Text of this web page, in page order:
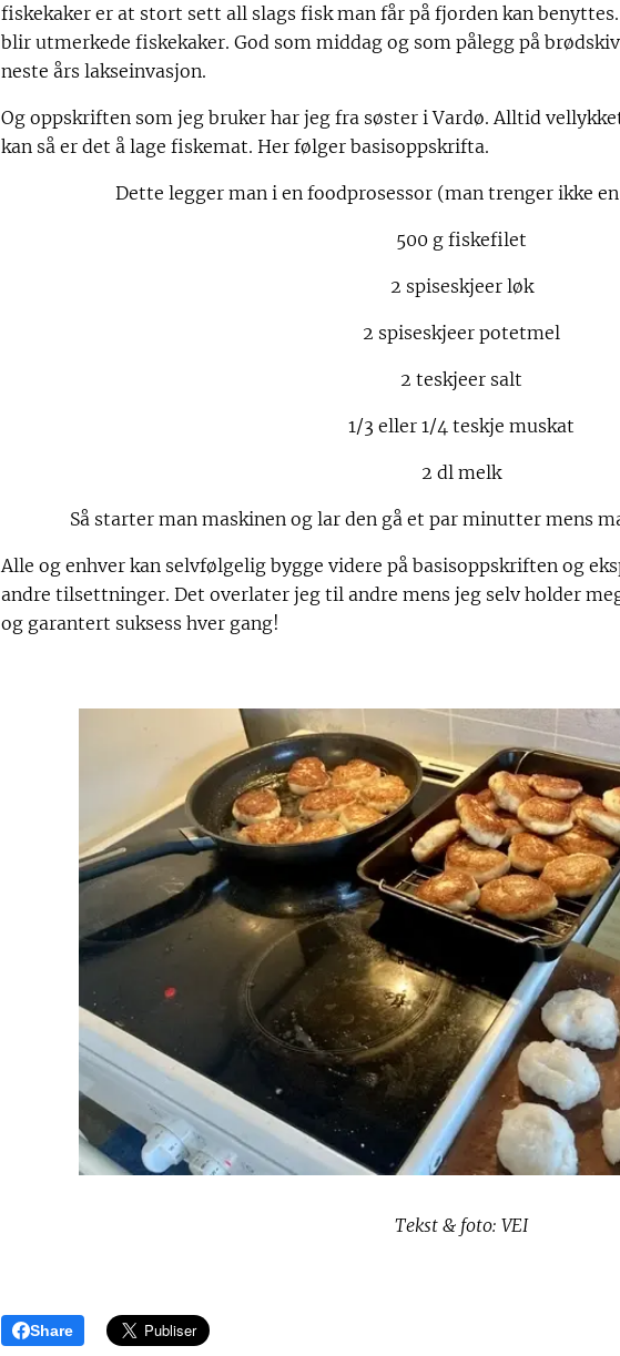
fiskekaker er at stort sett all slags fisk man får på fjorden kan
blir utmerkede fiskekaker. God som middag og som pålegg på
neste års lakseinvasjon.
Og oppskriften som jeg bruker har jeg fra søster i Vardø. Alltid
kan så er det å lage fiskemat. Her følger basisoppskrifta.
Dette legger man i en foodprosessor (man trenger ikke
500 g fiskefilet
2 spiseskjeer løk
2 spiseskjeer potetmel
2 teskjeer salt
1/3 eller 1/4 teskje muskat
2 dl melk
Så starter man maskinen og lar den gå et par minutter mens
Alle og enhver kan selvfølgelig bygge videre på basisoppskriften og
andre tilsettninger. Det overlater jeg til andre mens jeg selv holder
og garantert suksess hver gang!
Tekst & foto: VEI
Share